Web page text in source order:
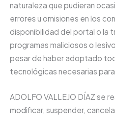
naturaleza que pudieran
errores u omisiones en los
disponibilidad del portal o la
programas maliciosos o
pesar de haber adoptado
tecnológicas necesarias
ADOLFO VALLEJO DÍAZ se
modificar, suspender,